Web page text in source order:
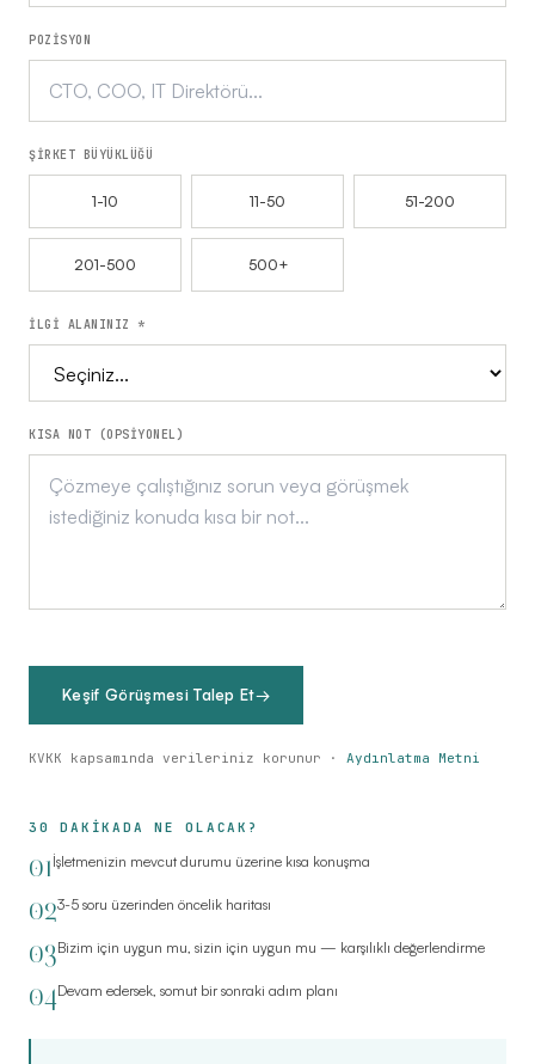
POZİSYON
ŞİRKET BÜYÜKLÜĞÜ
1-10 11-50 51-200
201-500 500+
İLGİ ALANINIZ *
KISA NOT (OPSİYONEL)
Keşif Görüşmesi Talep Et→
KVKK kapsamında verileriniz korunur · Aydınlatma Metni
30 DAKİKADA NE OLACAK?
01 İşletmenizin mevcut durumu üzerine kısa konuşma
023-5 soru üzerinden öncelik haritası
03Bizim için uygun mu, sizin için uygun mu — karşılıklı değerlendirme
04Devam edersek, somut bir sonraki adım planı